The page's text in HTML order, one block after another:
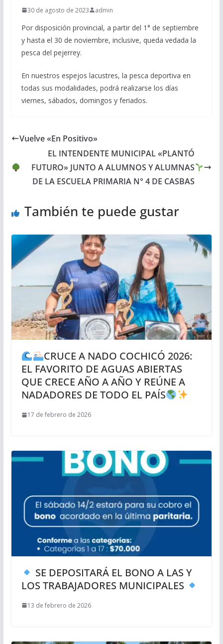
30 de agosto de 2023 admin
Por disposición provincial, a partir del 1° de septiembre
y hasta el 30 de noviembre, inclusive, queda vedada la
pesca del pejerrey.
En nuestros espejos lacustres, la pesca deportiva en
todas sus modalidades, podrá realizarse los días
viernes, sábados, domingos y feriados.
Vuelve «En Positivo»
EL INTENDENTE MUNICIPAL «PLANTÓ
FUTURO» JUNTO A ALUMNOS Y ALUMNAS
DE LA ESCUELA PRIMARIA N° 4 DE CASBAS
También te puede gustar
CRUCE A NADO COCHICÓ 2026:
EL FAVORITO DE AGUAS ABIERTAS
QUE CRECE AÑO A AÑO Y REÚNE A
NADADORES DE TODO EL PAÍS
17 de febrero de 2026
SE DEPOSITARÁ EL BONO A LAS Y
LOS TRABAJADORES MUNICIPALES
13 de febrero de 2026